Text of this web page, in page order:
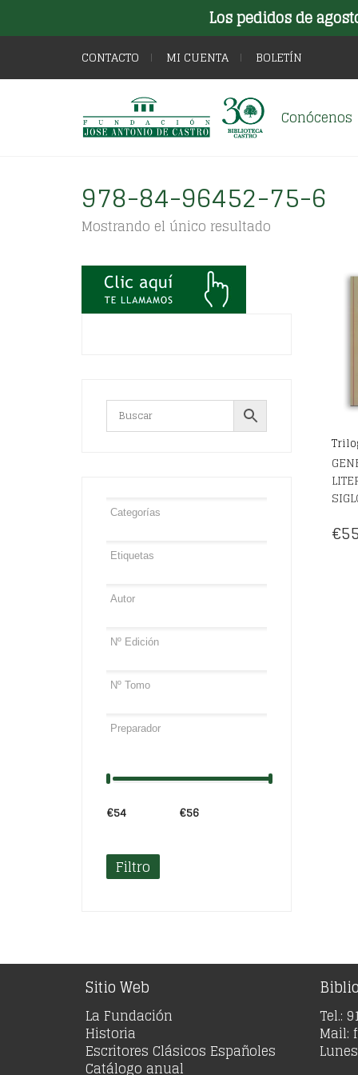
Los pedidos de
CONTACTO MI CUENTA BOLETÍN
Conócenos
978-84-96452-75-6
Mostrando el único resultado
€
€54 €56
Filtro
Sitio Web
La Fundación
Historia
Escritores Clásicos Españoles
Catálogo anual
Tel.:
Mail: